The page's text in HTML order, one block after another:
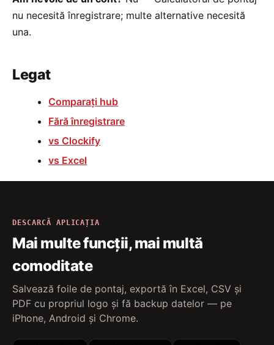
nu necesită înregistrare; multe alternative necesită
una.
Legat
Comparați hub
Fără înregistrare
vs Clockify
vs Excel
DESCARCĂ APLICAȚIA
Mai multe funcții, mai multă
comoditate
Salvează foile de pontaj, exportă în Excel, CSV și
PDF cu propriul logo și fă backup datelor — pe
iPhone, Android și Chrome.